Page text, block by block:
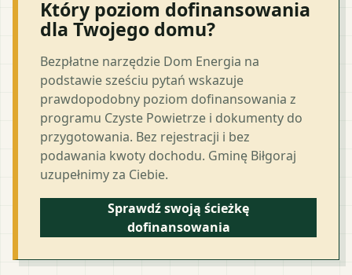
Który poziom dofinansowania
dla Twojego domu?
Bezpłatne narzędzie Dom Energia na
podstawie sześciu pytań wskazuje
prawdopodobny poziom dofinansowania z
programu Czyste Powietrze i dokumenty do
przygotowania. Bez rejestracji i bez
podawania kwoty dochodu. Gminę Biłgoraj
uzupełnimy za Ciebie.
Sprawdź swoją ścieżkę
dofinansowania